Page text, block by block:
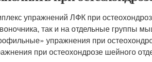
упражнений ЛФК при
так и на отдельные группы
упражнения при
при остеохондрозе шейного